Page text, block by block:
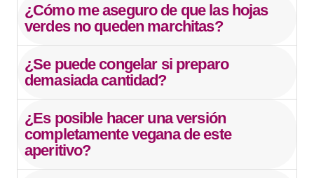
¿Cómo me aseguro de que las hojas
verdes no queden marchitas?
¿Se puede congelar si preparo
demasiada cantidad?
¿Es posible hacer una versión
completamente vegana de este
aperitivo?